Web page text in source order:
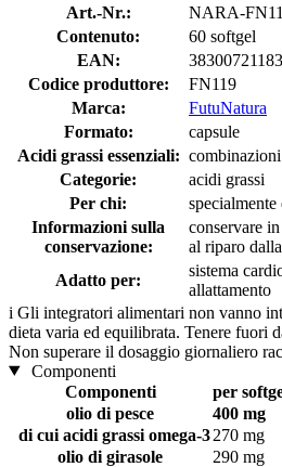
Art.-Nr.:
NARA-
Contenuto:
60 softgel
EAN:
Codice produttore:
FN119
Marca:
FutuNatura
Formato:
capsule
Acidi grassi essenziali:
Categorie:
acidi grassi
Per chi:
specialmente
Informazioni sulla
conservazione:
conservare
al riparo
Adatto per:
sistema
allattamento
i Gli integratori alimentari non vanno
dieta varia ed equilibrata. Tenere fuori
Non superare il dosaggio giornaliero
Componenti
Componenti
per
olio di pesce
400 mg
di cui acidi grassi omega-3270 mg
olio di girasole
290 mg